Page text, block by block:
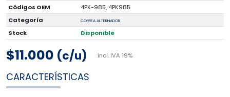
Códigos OEM
4PK-985, 4PK985
Categoría
CORREA ALTERNADOR
Stock Disponible
$11.000 (c/u) incl. IVA 19%
CARACTERÍSTICAS